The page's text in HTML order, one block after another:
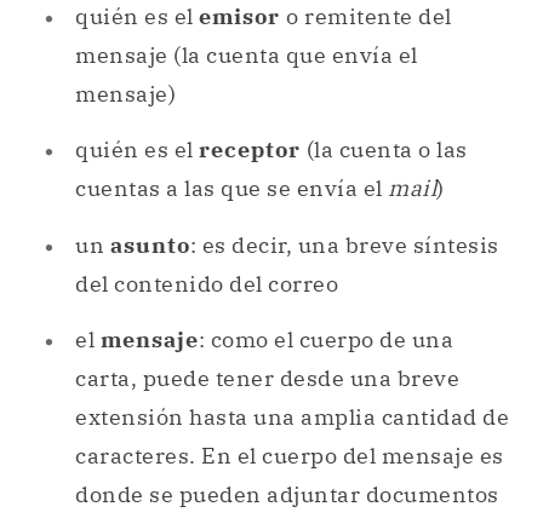
quién es el emisor o remitente del
mensaje (la cuenta que envía el
mensaje)
quién es el receptor (la cuenta o las
cuentas a las que se envía el mail)
un asunto: es decir, una breve síntesis
del contenido del correo
el mensaje: como el cuerpo de una
carta, puede tener desde una breve
extensión hasta una amplia cantidad de
caracteres. En el cuerpo del mensaje es
donde se pueden adjuntar documentos